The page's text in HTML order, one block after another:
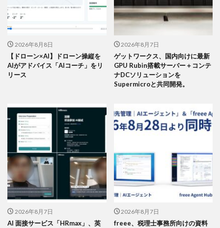
2026年8月8日
【ドローン×AI】ドローン操縦を
AIがアドバイス「AIコーチ」をリ
リース
2026年8月7日
ゲットワークス、国内向けに最新
GPU Rubin搭載サーバー＋コンテ
ナDCソリューションを
Supermicroと共同開発。
2026年8月7日
AI 面接サービス「HRmax」、英
2026年8月7日
freee、税理士事務所向けの資料